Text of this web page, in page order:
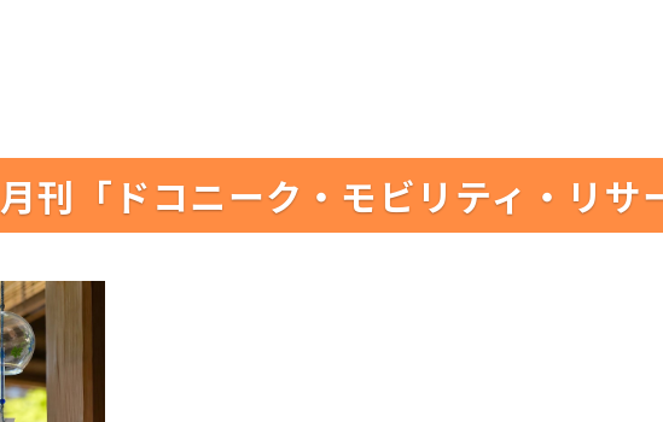
月刊「ドコニーク・モビリティ・リサ